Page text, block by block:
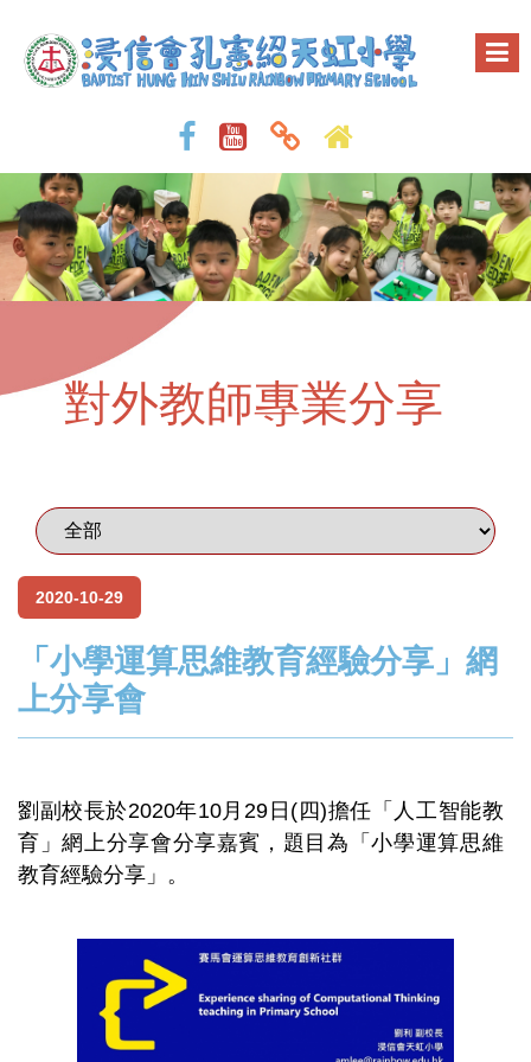
對外教師專業分享
2020-10-29
「小學運算思維教育經驗分享」網
上分享會
劉副校長於2020年10月29日(四)擔任「人工智能教
育」網上分享會分享嘉賓，題目為「小學運算思維
教育經驗分享」。